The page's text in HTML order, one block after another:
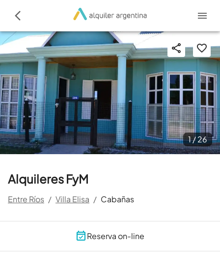
Alquileres FyM
Entre Ríos / Villa Elisa / Cabañas
1 /26
Reserva on-line